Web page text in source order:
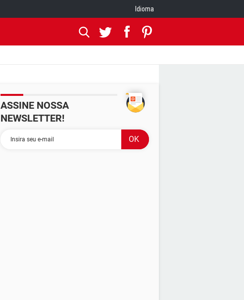
Idioma
ASSINE NOSSA
NEWSLETTER!